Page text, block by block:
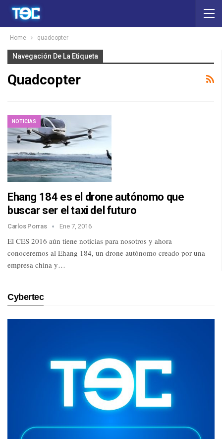
Home quadcopter
Navegación De La Etiqueta
Quadcopter
NOTICIAS
Ehang 184 es el drone autónomo que
buscar ser el taxi del futuro
Carlos Porras Ene 7, 2016
El CES 2016 aún tiene noticias para nosotros y ahora
conoceremos al Ehang 184, un drone autónomo creado por una
empresa china y…
Cybertec